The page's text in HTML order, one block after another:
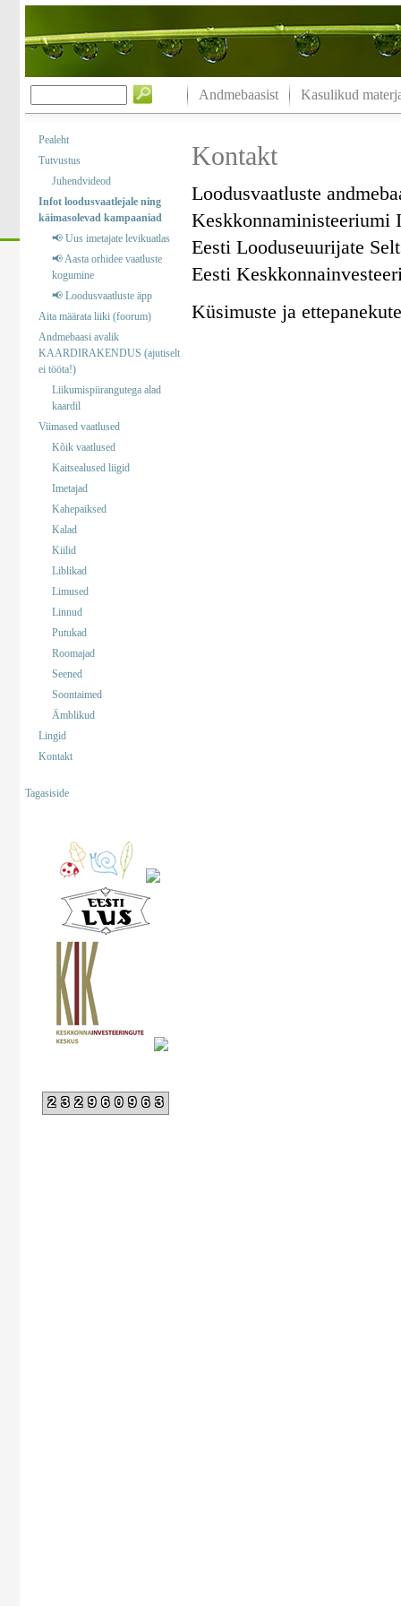
Andmebaasist Kasulikud
Pealeht
Tutvustus
Juhendvideod
Infot loodusvaatlejale ning
käimasolevad kampaaniad
📢 Uus imetajate levikuatlas
📢 Aasta orhidee vaatluste
kogumine
📢 Loodusvaatluste äpp
Aita määrata liiki (foorum)
Andmebaasi avalik
KAARDIRAKENDUS (ajutiselt
ei tööta!)
Liikumispiirangutega alad
kaardil
Viimased vaatlused
Kõik vaatlused
Kaitsealused liigid
Imetajad
Kahepaiksed
Kalad
Kiilid
Liblikad
Limused
Linnud
Putukad
Roomajad
Seened
Soontaimed
Ämblikud
Lingid
Kontakt
Tagasiside
232960963
Kontakt
Loodusvaatluste
Keskkonnaministeeriumi
Eesti Looduseuurijate
Eesti
Küsimuste ja